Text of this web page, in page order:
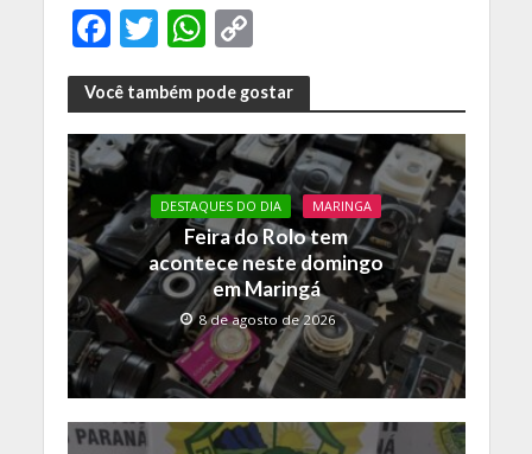
F
ac
e
b
o
o
k
T
w
itt
er
W
h
at
s
A
p
p
C
o
p
y
Li
n
k
Você também pode gostar
DESTAQUES DO DIA MARINGA
Feira do Rolo tem
acontece neste domingo
em Maringá
8 de agosto de 2026